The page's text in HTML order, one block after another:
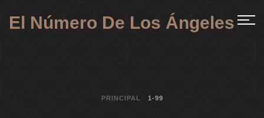
El Número De Los Ángeles
PRINCIPAL 1-99